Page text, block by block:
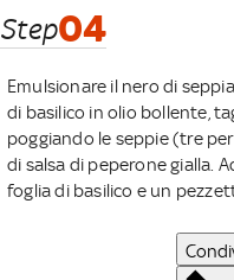
Step04
Emulsionare il nero di
di basilico in olio bollente,
poggiando le seppie (tre
di salsa di peperone gialla.
foglia di basilico e un